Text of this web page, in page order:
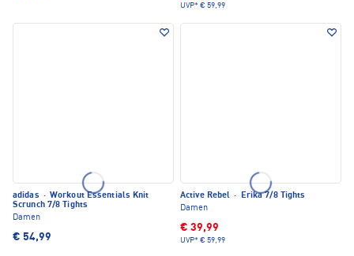
UVP* € 59,99
adidas · Workout Essentials Knit
Scrunch 7/8 Tights
Damen
€ 54,99
Active Rebel ·
Erika 7/8 Tights
Damen
€ 39,99
UVP* € 59,99